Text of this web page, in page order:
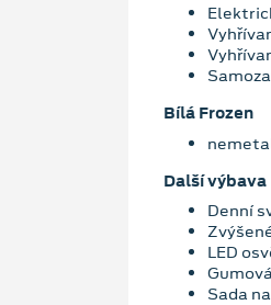
Bílá Frozen
Další výbava
Denní
LED
Sada